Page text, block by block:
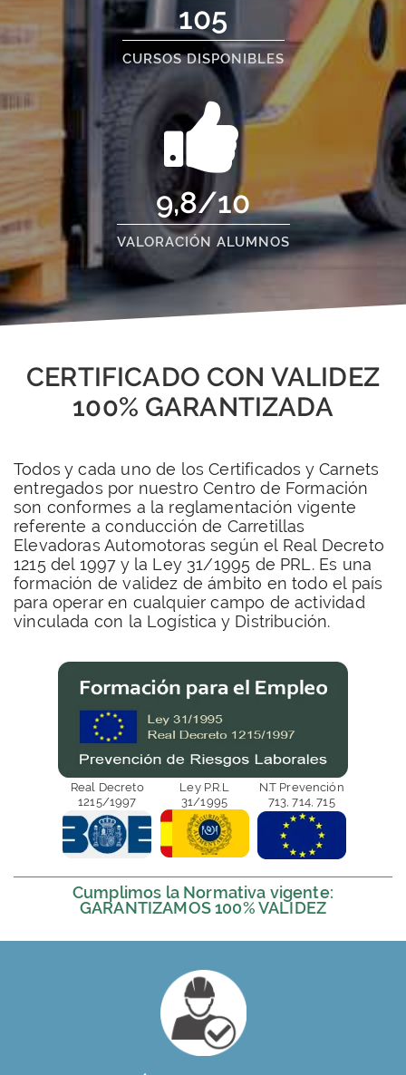
105
CURSOS DISPONIBLES
9,8/10
VALORACIÓN ALUMNOS
CERTIFICADO CON VALIDEZ
100% GARANTIZADA
Todos y cada uno de los Certificados y Carnets
entregados por nuestro Centro de Formación
son conformes a la reglamentación vigente
referente a conducción de Carretillas
Elevadoras Automotoras según el Real Decreto
1215 del 1997 y la Ley 31/1995 de PRL. Es una
formación de validez de ámbito en todo el país
para operar en cualquier campo de actividad
vinculada con la Logística y Distribución.
Real Decreto
1215/1997
Ley P.R.L
31/1995
N.T Prevención
713, 714, 715
Cumplimos la Normativa vigente:
GARANTIZAMOS 100% VALIDEZ